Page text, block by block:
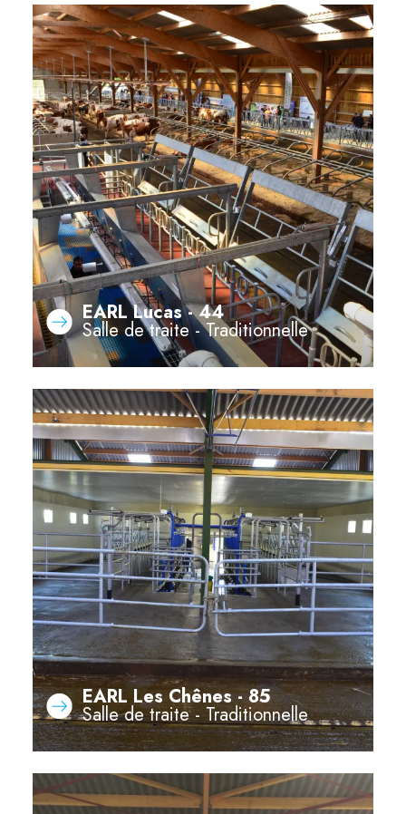
EARL Lucas - 44
Salle de traite - Traditionnelle
EARL Les Chênes - 85
Salle de traite - Traditionnelle